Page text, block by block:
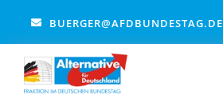
springen
BUERGER@AFDBUNDESTAG.DE